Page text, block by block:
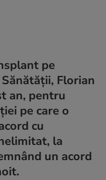
pe
Florian
an, pentru
pe care o
cu
la
un acord